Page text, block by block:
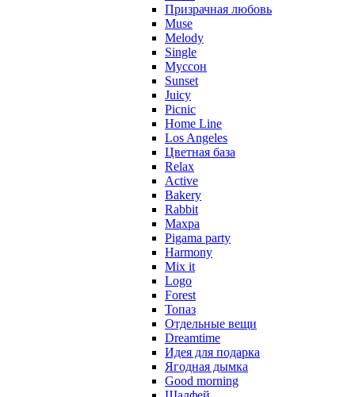
Призрачная любовь
Muse
Melody
Single
Муссон
Sunset
Juicy
Picnic
Home Line
Los Angeles
Цветная база
Relax
Active
Bakery
Rabbit
Махра
Pigama party
Harmony
Mix it
Logo
Forest
Топаз
Отдельные вещи
Dreamtime
Идея для подарка
Ягодная дымка
Good morning